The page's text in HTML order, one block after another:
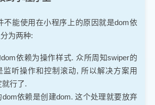
不能使用在小程序上的原因就是dom依
为两种:
依赖为操作样式. 众所周知swiper的
监听操作和控制滚动, 所以解决方案用
行了.
dom依赖是创建dom. 这个处理就要放弃